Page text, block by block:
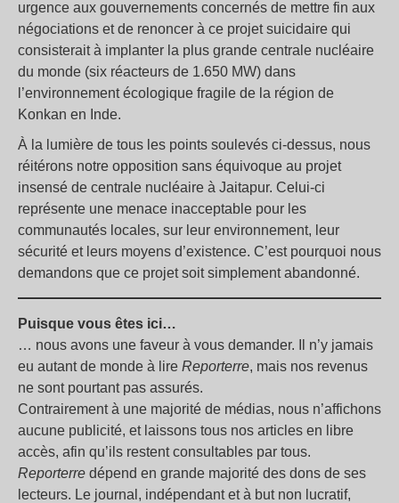
urgence aux gouvernements concernés de mettre fin aux
négociations et de renoncer à ce projet suicidaire qui
consisterait à implanter la plus grande centrale nucléaire
du monde (six réacteurs de 1.650 MW) dans
l’environnement écologique fragile de la région de
Konkan en Inde.
À la lumière de tous les points soulevés ci-dessus, nous
réitérons notre opposition sans équivoque au projet
insensé de centrale nucléaire à Jaitapur. Celui-ci
représente une menace inacceptable pour les
communautés locales, sur leur environnement, leur
sécurité et leurs moyens d’existence. C’est pourquoi nous
demandons que ce projet soit simplement abandonné.
Puisque vous êtes ici…
… nous avons une faveur à vous demander. Il n’y jamais
eu autant de monde à lire Reporterre, mais nos revenus
ne sont pourtant pas assurés.
Contrairement à une majorité de médias, nous n’affichons
aucune publicité, et laissons tous nos articles en libre
accès, afin qu’ils restent consultables par tous.
Reporterre dépend en grande majorité des dons de ses
lecteurs. Le journal, indépendant et à but non lucratif,